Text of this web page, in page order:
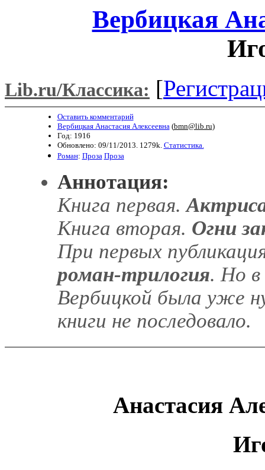
Вербицкая
Lib.ru/Классика: [
Оставить комментарий
Вербицкая Анастасия Алексеевна (bmn@lib.ru)
Год: 1916
Обновлено: 09/11/2013. 1279k. Статистика.
Роман: Проза Проза
Аннотация:
Книга первая.
Книга вторая. Огни
При первых
роман-трилогия. Но в
Вербицкой была уже
книги не последовало.
Анастасия